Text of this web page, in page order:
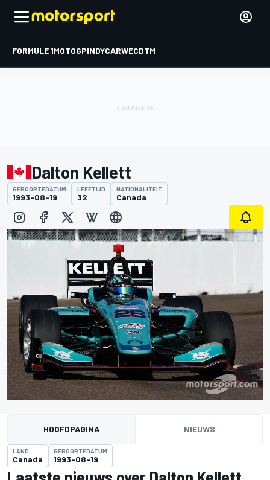
FORMULE 1MOTOGPINDYCARWECDTM
Dalton Kellett
GEBOORTEDATUM
1993-08-19
LEEFTIJD
32
NATIONALITEIT
Canada
HOOFDPAGINA NIEUWS
LAND
Canada
GEBOORTEDATUM
1993-08-19